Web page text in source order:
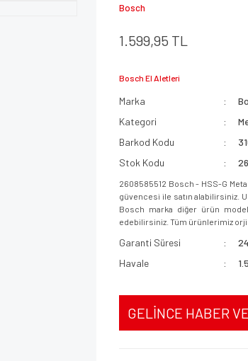
Bosch
1.599,95 TL
Bosch El Aletleri
Marka
Kategori
Barkod Kodu
Stok Kodu
2608585512 Bosch - HSS-G
güvencesi ile satın alabilirsiniz.
Bosch marka diğer ürün
edebilirsiniz. Tüm ürünlerimiz
Garanti Süresi
Havale
GELİNCE HABER